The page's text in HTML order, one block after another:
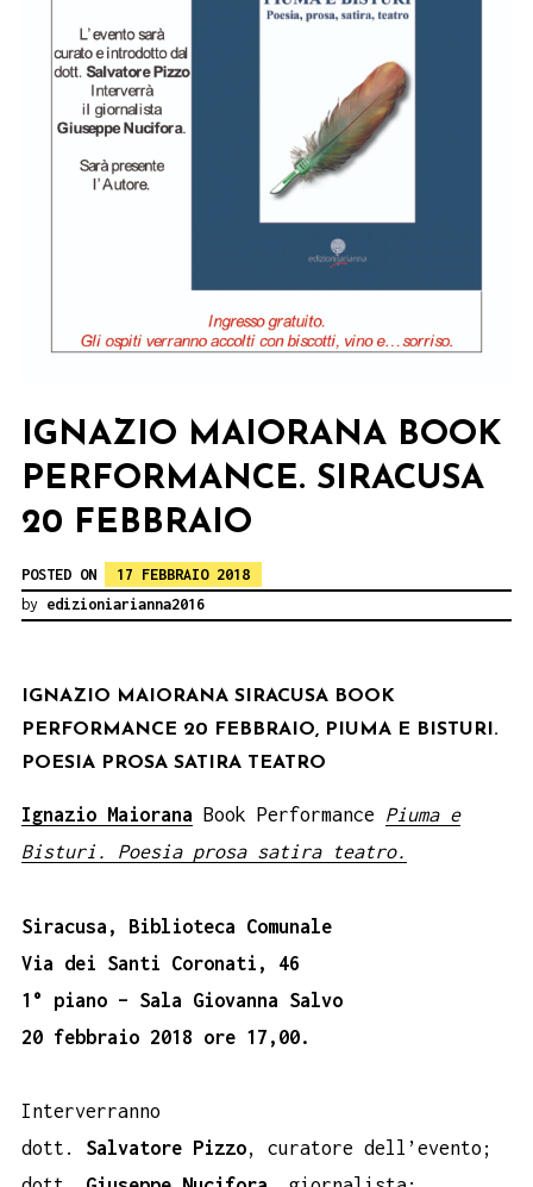
IGNAZIO MAIORANA BOOK
PERFORMANCE. SIRACUSA
20 FEBBRAIO
POSTED ON
17 FEBBRAIO 2018
by edizioniarianna2016
IGNAZIO MAIORANA SIRACUSA BOOK
PERFORMANCE 20 FEBBRAIO, PIUMA E BISTURI.
POESIA PROSA SATIRA TEATRO
Ignazio Maiorana Book Performance Piuma e
Bisturi. Poesia prosa satira teatro.
Siracusa, Biblioteca Comunale
Via dei Santi Coronati, 46
1° piano – Sala Giovanna Salvo
20 febbraio 2018 ore 17,00.
Interverranno
dott. Salvatore Pizzo, curatore dell’evento;